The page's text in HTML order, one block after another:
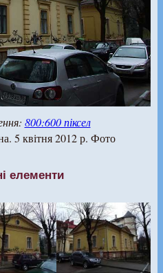
800:600 піксел
5 квітня 2012 р. Фото
елементи